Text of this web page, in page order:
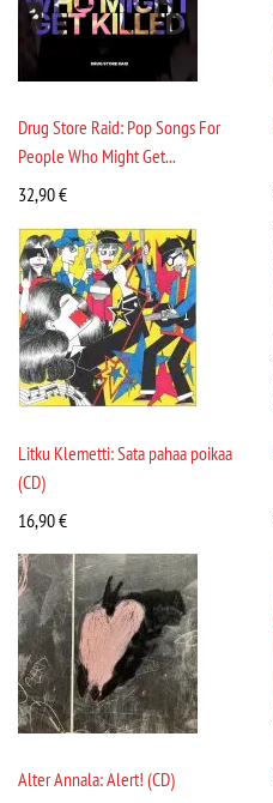
Drug Store Raid: Pop Songs For
People Who Might Get...
32,90€
Litku Klemetti: Sata pahaa poikaa
(CD)
16,90€
Alter Annala: Alert! (CD)